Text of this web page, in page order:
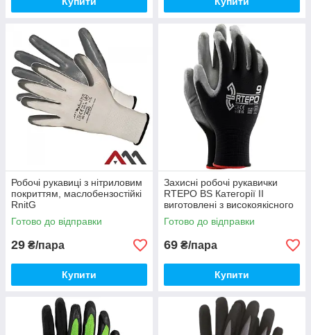
Робочі рукавиці з нітриловим
покриттям, маслобензостійкі
RnitG
Готово до відправки
29 ₴/пара
Купити
Захисні робочі рукавички
RTEPO BS Категорії II
виготовлені з високоякісного
поліестеру та вкриті
поліуретановим покриттям
Готово до відправки
69 ₴/пара
Купити